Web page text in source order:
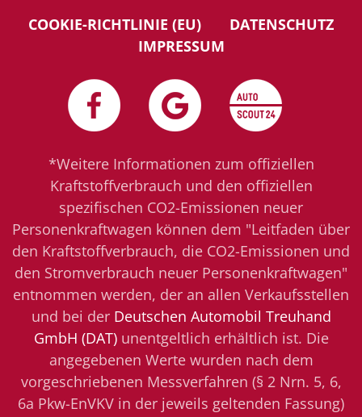
COOKIE-RICHTLINIE (EU)
DATENSCHUTZ
IMPRESSUM
*Weitere Informationen zum offiziellen
Kraftstoffverbrauch und den offiziellen
spezifischen CO2-Emissionen neuer
Personenkraftwagen können dem "Leitfaden über
den Kraftstoffverbrauch, die CO2-Emissionen und
den Stromverbrauch neuer Personenkraftwagen"
entnommen werden, der an allen Verkaufsstellen
und bei der Deutschen Automobil Treuhand
GmbH (DAT)unentgeltlich erhältlich ist. Die
angegebenen Werte wurden nach dem
vorgeschriebenen Messverfahren (§ 2 Nrn. 5, 6,
6a Pkw-EnVKV in der jeweils geltenden Fassung)